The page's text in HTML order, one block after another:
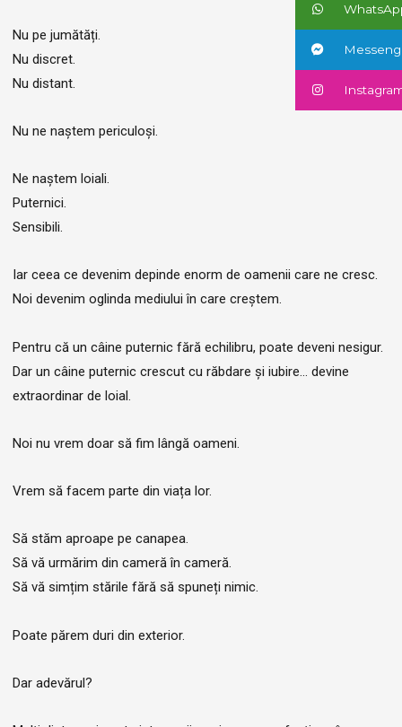
Nu pe jumătăți.
Nu discret.
Nu distant.
Nu ne naștem periculoși.
Ne naștem loiali.
Puternici.
Sensibili.
Iar ceea ce devenim depinde enorm de oamenii care ne cresc.
Noi devenim oglinda mediului în care creștem.
Pentru că un câine puternic fără echilibru, poate deveni nesigur.
Dar un câine puternic crescut cu răbdare și iubire... devine
extraordinar de loial.
Noi nu vrem doar să fim lângă oameni.
Vrem să facem parte din viața lor.
Să stăm aproape pe canapea.
Să vă urmărim din cameră în cameră.
Să vă simțim stările fără să spuneți nimic.
Poate părem duri din exterior.
Dar adevărul?